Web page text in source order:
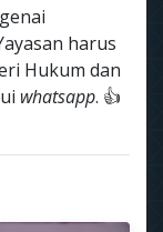
harus
Hukum dan
whatsapp. 👍